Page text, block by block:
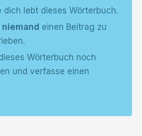
dich lebt dieses Wörterbuch.
einen Beitrag zu
Wörterbuch noch
und verfasse einen